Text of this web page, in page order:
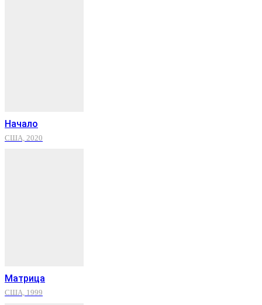
Начало
США, 2020
Матрица
США, 1999